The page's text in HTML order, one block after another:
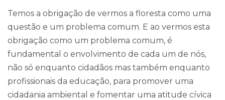
Temos a obrigação de vermos a floresta como uma
questão e um problema comum. E ao vermos esta
obrigação como um problema comum, é
fundamental o envolvimento de cada um de nós,
não só enquanto cidadãos mas também enquanto
profissionais da educação, para promover uma
cidadania ambiental e fomentar uma atitude cívica